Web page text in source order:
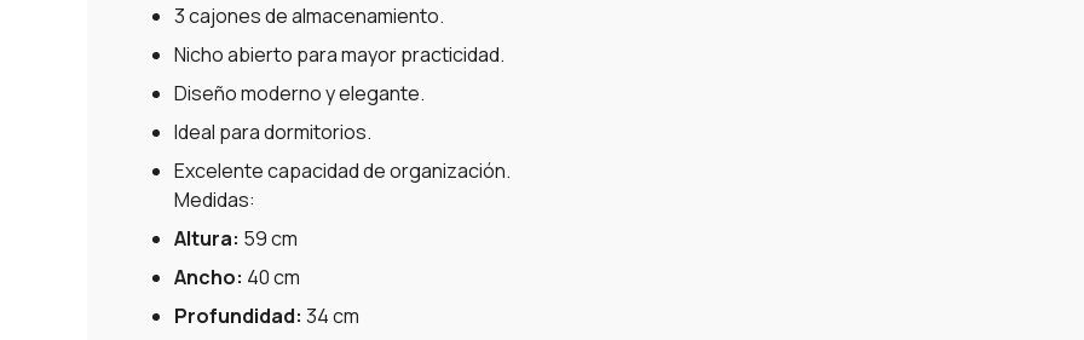
3 cajones de almacenamiento.
Nicho abierto para mayor practicidad.
Diseño moderno y elegante.
Ideal para dormitorios.
Excelente capacidad de organización.
Medidas:
Altura: 59 cm
Ancho: 40 cm
Profundidad: 34 cm